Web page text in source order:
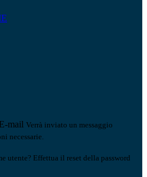
E-mail Verrà inviato un messaggio
necessarie.
utente? Effettua il reset della password